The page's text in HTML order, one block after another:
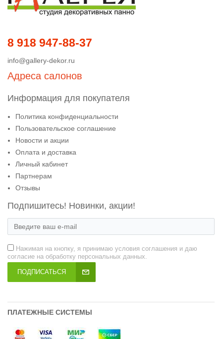
8 918 947-88-37
info@gallery-dekor.ru
Адреса салонов
Информация для покупателя
Политика конфиденциальности
Пользовательское соглашение
Новости и акции
Оплата и доставка
Личный кабинет
Партнерам
Отзывы
Подпишитесь! Новинки, акции!
Нажимая на кнопку, я принимаю условия соглашения и даю
согласие на обработку персональных данных.
ПОДПИСАТЬСЯ
ПЛАТЕЖНЫЕ СИСТЕМЫ